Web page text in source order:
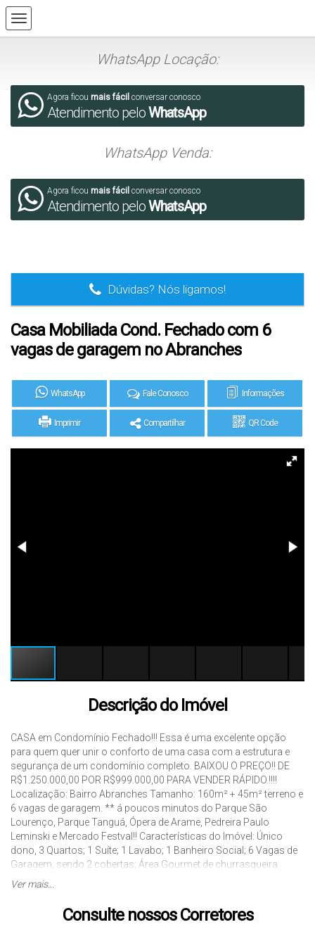
WhatsApp Locação:
Agora ficou mais fácil conversar conosco
Atendimento peloWhatsApp
WhatsApp Venda:
Agora ficou mais fácil conversar conosco
Atendimento peloWhatsApp
Dúvidas? Nós ligamos!
Casa Mobiliada Cond. Fechado com 6
vagas de garagem no Abranches
WhatsApp Fale Conosco Informações
Imprimir Compartilhar QR Code
Descrição do Imóvel
CASA em Condomínio Fechado!!! Essa é uma excelente opção
para quem quer unir o conforto de uma casa com a estrutura e
segurança de um condomínio completo. BAIXOU O PREÇO!! DE
R$1.250.000,00 POR R$999.000,00 PARA VENDER RÁPIDO.!!!!
Localização: Bairro Abranches Tamanho: 160m² + 45m² terreno e
6 vagas de garagem. ** á poucos minutos do Parque São
Lourenço, Parque Tanguá, Ópera de Arame, Pedreira Paulo
Leminski e Mercado Festval!! Características do Imóvel: Único
dono, 3 Quartos; 1 Suíte; 1 Lavabo; 1 Banheiro Social; 6 Vagas de
Garagem, sendo 2 cobertas; Área Gourmet de churrasqueira
fechada com teto de vidro. Área externa descoberta; Moveis
Piscina; Academia; Quadra Poliesportiva; Quadra de areia; Mirante;
Praça da fogueira; Playground; Entre em contato para mais
Ver mais...
Consulte nossos Corretores